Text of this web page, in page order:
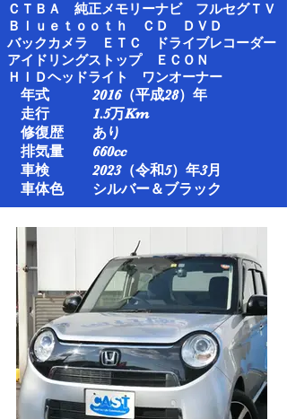
ＣＴＢＡ 純正メモリーナビ フルセグＴＶ
Ｂｌｕｅｔｏｏｔｈ ＣＤ ＤＶＤ
バックカメラ ＥＴＣ ドライブレコーダー
アイドリングストップ ＥＣＯＮ
ＨＩＤヘッドライト ワンオーナー
年式 2016（平成28）年
走行 1.5万Km​
修復歴 あり
排気量 660cc
車検 2023（令和5）年3月​
車体色 シルバー＆ブラック